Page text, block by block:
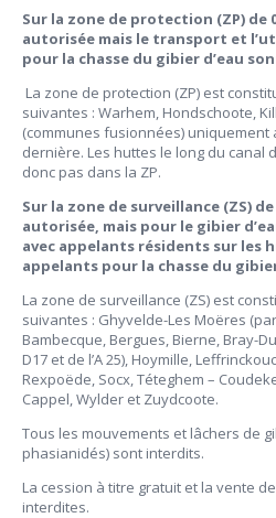
Sur la zone de protection (ZP) de
autorisée mais le transport et
pour la chasse du gibier d’eau
La zone de protection (ZP) est
suivantes : Warhem, Hondschoote,
(communes fusionnées) uniquement
dernière. Les huttes le long du canal
donc pas dans la ZP.
Sur la zone de surveillance (ZS)
autorisée, mais pour le gibier
avec appelants résidents sur les
appelants pour la chasse du
La zone de surveillance (ZS) est
suivantes : Ghyvelde-Les Moëres
Bambecque, Bergues, Bierne, Bray-
D17 et de l’A 25), Hoymille,
Rexpoëde, Socx, Téteghem –
Cappel, Wylder et Zuydcoote.
Tous les mouvements et lâchers de
phasianidés) sont interdits.
La cession à titre gratuit et la vente
interdites.